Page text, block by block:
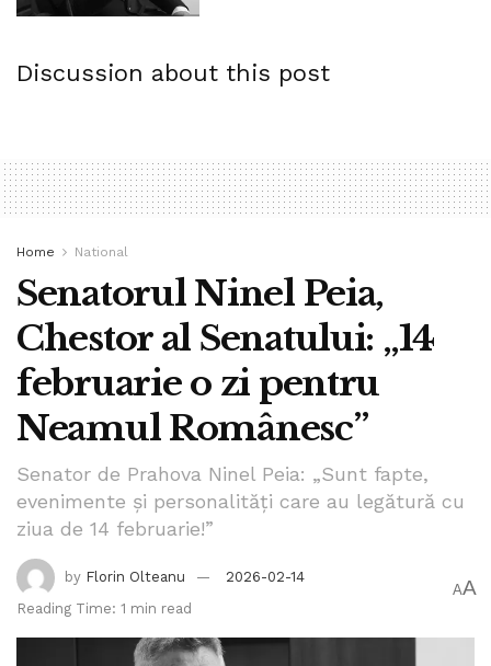
Discussion about this post
Home National
Senatorul Ninel Peia,
Chestor al Senatului: „14
februarie o zi pentru
Neamul Românesc”
Senator de Prahova Ninel Peia: „Sunt fapte,
evenimente și personalități care au legătură cu
ziua de 14 februarie!”
by Florin Olteanu
2026-02-14
Reading Time: 1 min read
AA